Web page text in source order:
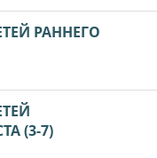
РАННЕГО
(3-7)